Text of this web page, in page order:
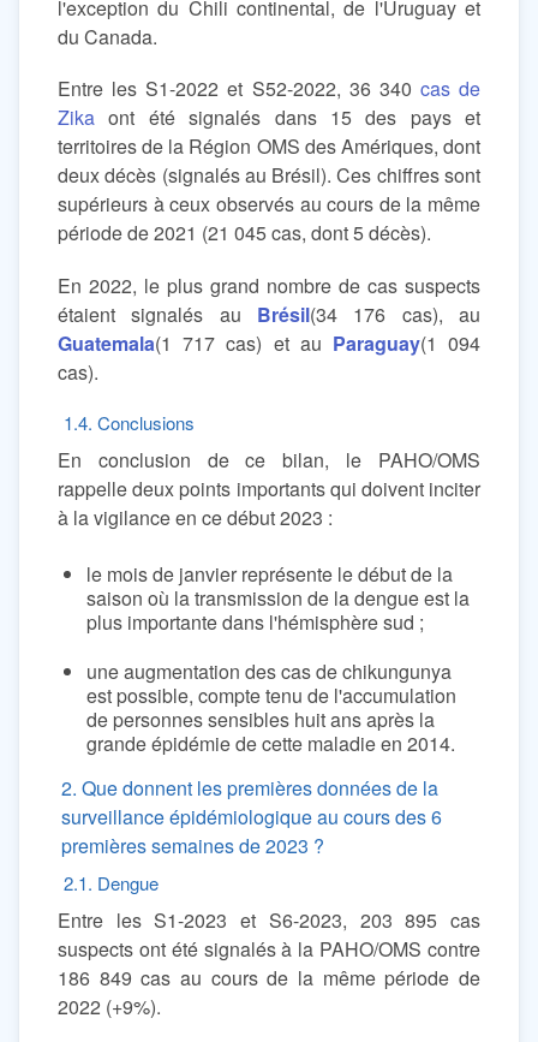
l'exception du Chili continental, de l'Uruguay et
du Canada.
Entre les S1-2022 et S52-2022, 36 340 cas de
Zika ont été signalés dans 15 des pays et
territoires de la Région OMS des Amériques, dont
deux décès (signalés au Brésil). Ces chiffres sont
supérieurs à ceux observés au cours de la même
période de 2021 (21 045 cas, dont 5 décès).
En 2022, le plus grand nombre de cas suspects
étaient signalés au Brésil(34 176 cas), au
Guatemala(1 717 cas) et au Paraguay(1 094
cas).
1.4. Conclusions
En conclusion de ce bilan, le PAHO/OMS
rappelle deux points importants qui doivent inciter
à la vigilance en ce début 2023 :
le mois de janvier représente le début de la
saison où la transmission de la dengue est la
plus importante dans l'hémisphère sud ;
une augmentation des cas de chikungunya
est possible, compte tenu de l'accumulation
de personnes sensibles huit ans après la
grande épidémie de cette maladie en 2014.
2. Que donnent les premières données de la
surveillance épidémiologique au cours des 6
premières semaines de 2023 ?
2.1. Dengue
Entre les S1-2023 et S6-2023, 203 895 cas
suspects ont été signalés à la PAHO/OMS contre
186 849 cas au cours de la même période de
2022 (+9%).